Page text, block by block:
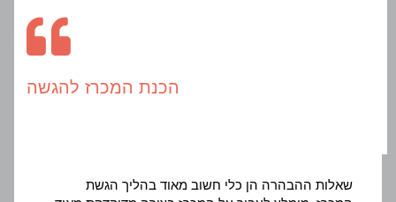
הכנת המכרז להגשה
שאלות ההבהרה הן כלי חשוב מאוד בהליך הגשת